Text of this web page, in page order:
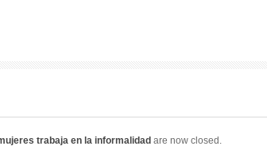
trabaja en la informalidad are now closed.